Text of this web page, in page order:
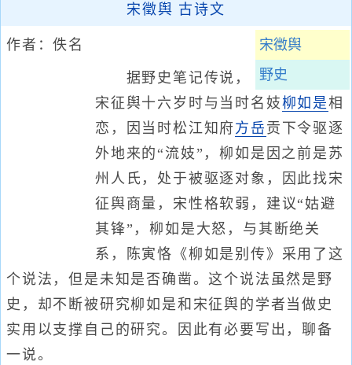
宋徵舆 古诗文
宋徵舆
野史
作者：佚名
据野史笔记传说，
宋征舆十六岁时与当时名妓柳如是相
恋，因当时松江知府方岳 贡下令驱逐
外地来的“流妓”，柳如是因之前是苏
州人氏，处于被驱逐对象，因此找宋
征舆商量，宋性格软弱，建议“姑避
其锋”，柳如是大怒，与其断绝关
系，陈寅恪《柳如是别传》采用了这
个说法，但是未知是否确凿。这个说法虽然是野
史，却不断被研究柳如是和宋征舆的学者当做史
实用以支撑自己的研究。因此有必要写出，聊备
一说。